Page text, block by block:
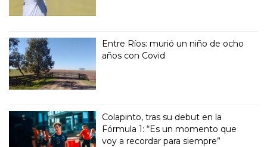
Entre Ríos: murió un niño de ocho
años con Covid
Colapinto, tras su debut en la
Fórmula 1: “Es un momento que
voy a recordar para siempre”